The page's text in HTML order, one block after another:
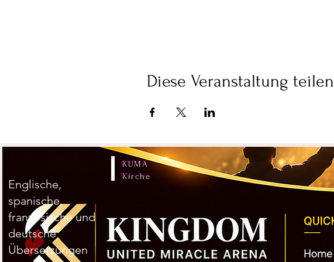
Diese Veranstaltung teilen
KUMA
Kirche
Englische,
spanische,
französische und
deutsche
Übersetzungen